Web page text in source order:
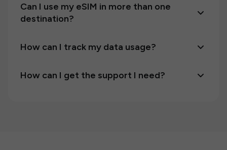
Can I use my eSIM in more than one
destination?
How can I track my data usage?
How can I get the support I need?